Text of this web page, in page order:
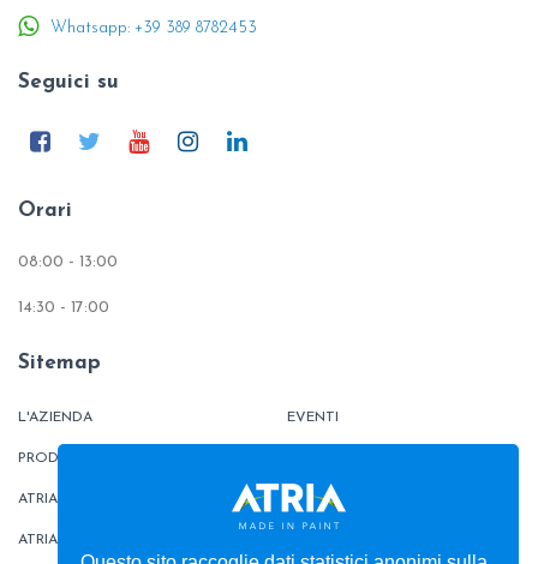
Whatsapp: +39 389 8782453
Seguici su
Orari
08:00 - 13:00
14:30 - 17:00
Sitemap
L'AZIENDA
PRODOTTI
ATRIATHERMIKA
ATRIAFLOOR
EVENTI
CONTATTI